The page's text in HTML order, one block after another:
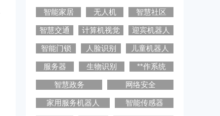
智能家居 无人机 智慧社区
智慧交通 计算机视觉 迎宾机器人
智能门锁 人脸识别 儿童机器人
服务器 生物识别 **作系统
智慧政务 网络安全
家用服务机器人 智能传感器